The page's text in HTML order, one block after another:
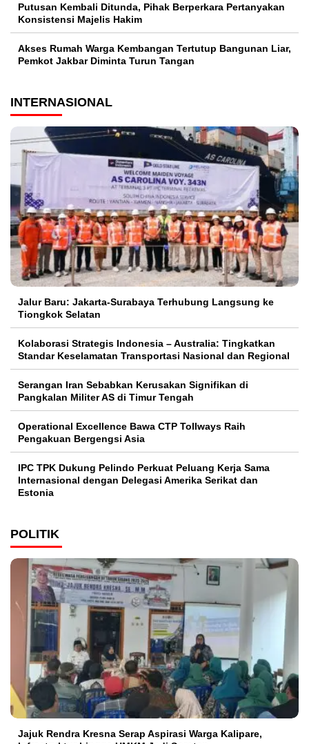
Putusan Kembali Ditunda, Pihak Berperkara Pertanyakan
Konsistensi Majelis Hakim
Akses Rumah Warga Kembangan Tertutup Bangunan Liar,
Pemkot Jakbar Diminta Turun Tangan
INTERNASIONAL
Jalur Baru: Jakarta-Surabaya Terhubung Langsung ke
Tiongkok Selatan
Kolaborasi Strategis Indonesia – Australia: Tingkatkan
Standar Keselamatan Transportasi Nasional dan Regional
Serangan Iran Sebabkan Kerusakan Signifikan di
Pangkalan Militer AS di Timur Tengah
Operational Excellence Bawa CTP Tollways Raih
Pengakuan Bergengsi Asia
IPC TPK Dukung Pelindo Perkuat Peluang Kerja Sama
Internasional dengan Delegasi Amerika Serikat dan
Estonia
POLITIK
Jajuk Rendra Kresna Serap Aspirasi Warga Kalipare,